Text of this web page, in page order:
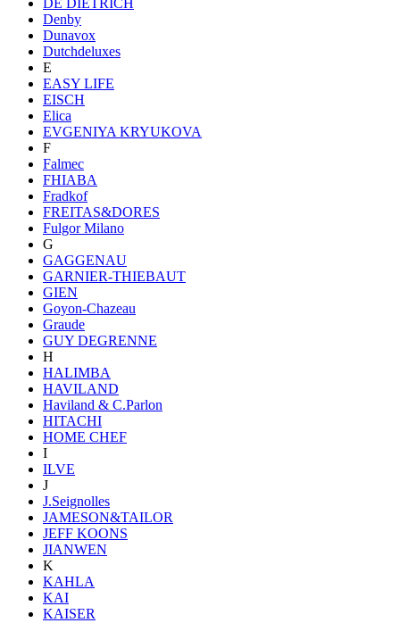
Denby
Dunavox
Dutchdeluxes
E
EASY LIFE
EISCH
Elica
EVGENIYA KRYUKOVA
F
Falmec
FHIABA
Fradkof
FREITAS&DORES
Fulgor Milano
G
GAGGENAU
GARNIER-THIEBAUT
GIEN
Goyon-Chazeau
Graude
GUY DEGRENNE
H
HALIMBA
HAVILAND
Haviland & C.Parlon
HITACHI
HOME CHEF
I
ILVE
J
J.Seignolles
JAMESON&TAILOR
JEFF KOONS
JIANWEN
K
KAHLA
KAI
KAISER